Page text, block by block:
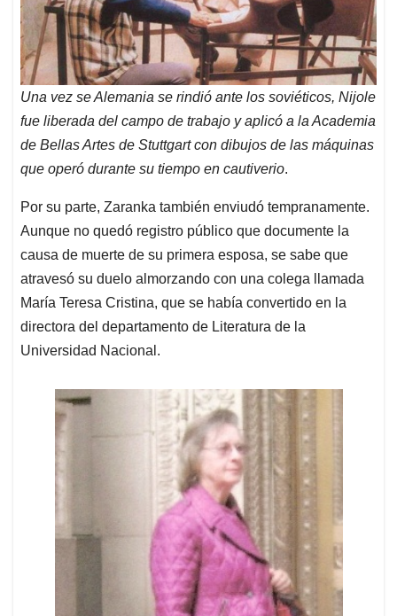
Una vez se Alemania se rindió ante los soviéticos, Nijole
fue liberada del campo de trabajo y aplicó a la Academia
de Bellas Artes de Stuttgart con dibujos de las máquinas
que operó durante su tiempo en cautiverio.
Por su parte, Zaranka también enviudó tempranamente.
Aunque no quedó registro público que documente la
causa de muerte de su primera esposa, se sabe que
atravesó su duelo almorzando con una colega llamada
María Teresa Cristina, que se había convertido en la
directora del departamento de Literatura de la
Universidad Nacional.